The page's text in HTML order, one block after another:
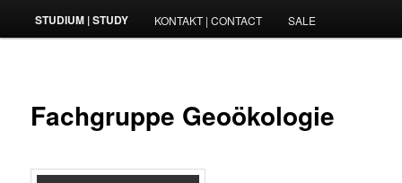
STUDIUM | STUDY KONTAKT | CONTACT SALE
Fachgruppe Geoökologie